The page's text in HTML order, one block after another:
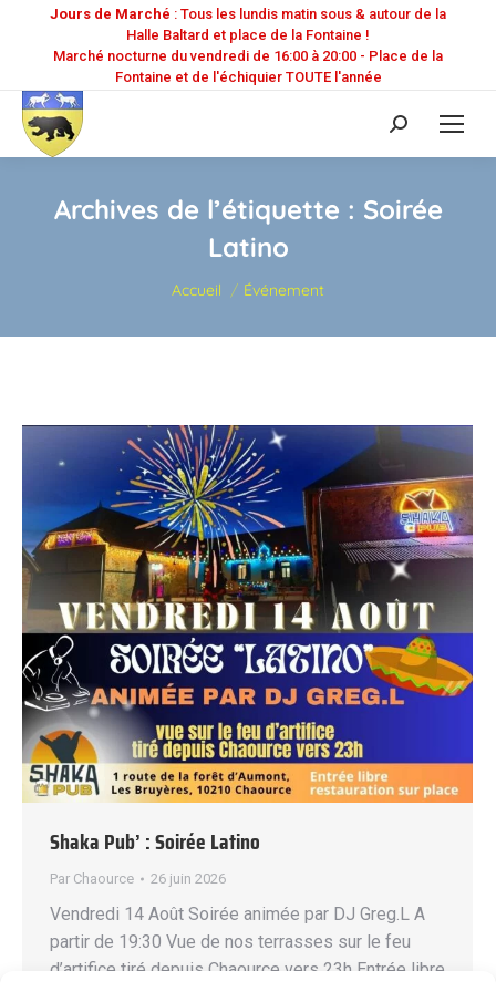
Jours de Marché : Tous les lundis matin sous & autour de la
Halle Baltard et place de la Fontaine !
Marché nocturne du vendredi de 16:00 à 20:00 - Place de la
Fontaine et de l'échiquier TOUTE l'année
Recherche
:
Archives de l’étiquette : Soirée
Latino
Vous êtes ici :
Accueil Événement
Shaka Pub’ : Soirée Latino
Par Chaource 26 juin 2026
Vendredi 14 Août Soirée animée par DJ Greg.L A
partir de 19:30 Vue de nos terrasses sur le feu
d’artifice tiré depuis Chaource vers 23h Entrée libre